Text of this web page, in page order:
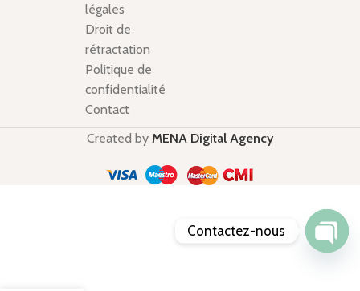
légales
Droit de
rétractation
Politique de
confidentialité
Contact
Created by MENA Digital Agency
Contactez-nous